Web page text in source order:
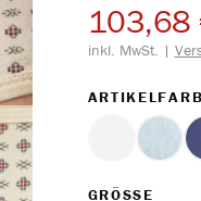
103,68
inkl. MwSt. |
weiss
GRÖSSE